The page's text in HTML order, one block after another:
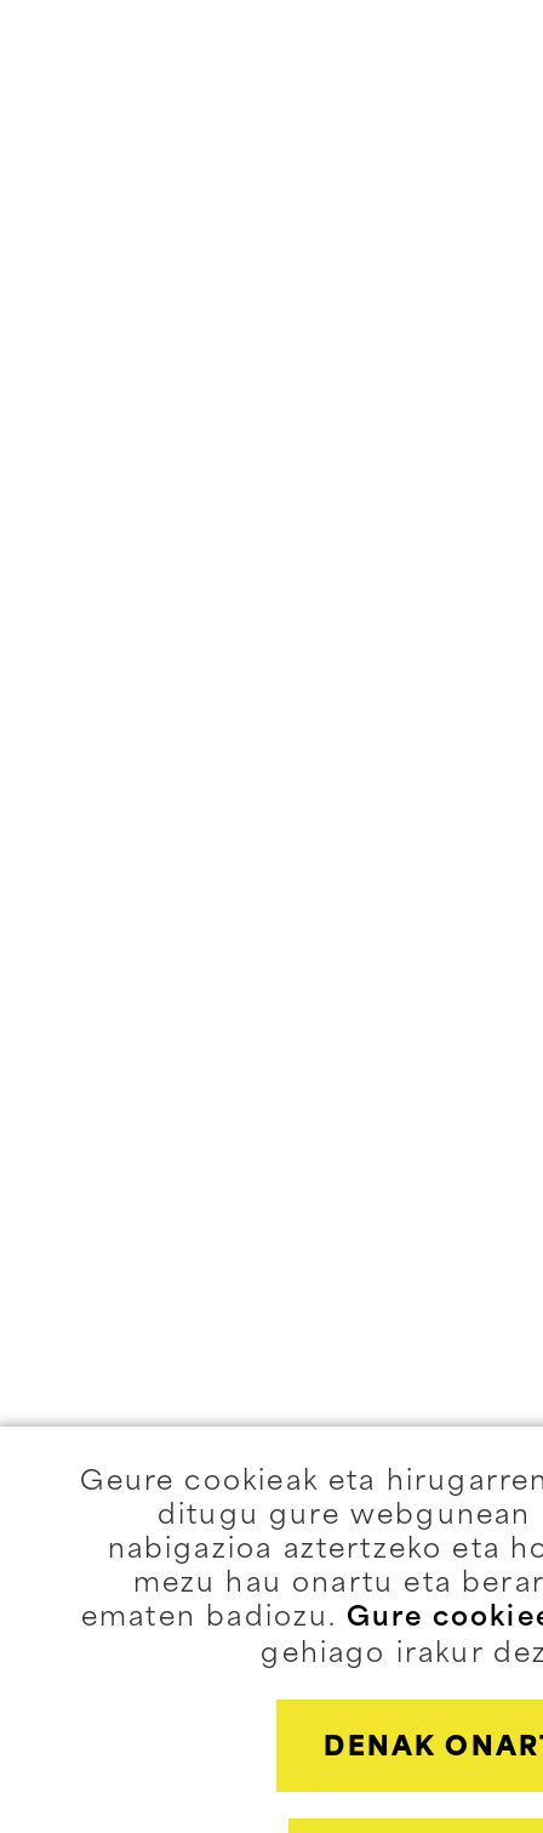
Geure cookieak eta
ditugu gure webgunean
nabigazioa aztertzeko eta
mezu hau onartu eta
ematen badiozu. Gure
gehiago irakur